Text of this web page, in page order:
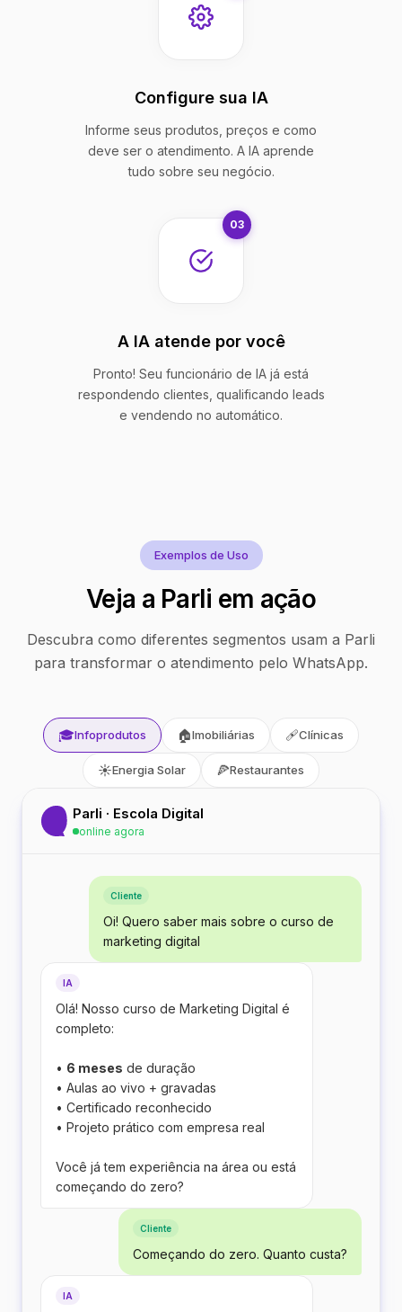
Configure sua IA
Informe seus produtos, preços e como
deve ser o atendimento. A IA aprende
tudo sobre seu negócio.
03
A IA atende por você
Pronto! Seu funcionário de IA já está
respondendo clientes, qualificando leads
e vendendo no automático.
Exemplos de Uso
Veja a Parli em ação
Descubra como diferentes segmentos usam a Parli
para transformar o atendimento pelo WhatsApp.
🎓Infoprodutos 🏠Imobiliárias 🩹Clínicas
☀️Energia Solar 🍕Restaurantes
Parli · Escola Digital
online agora
Cliente
Oi! Quero saber mais sobre o curso de
marketing digital
IA
Olá! Nosso curso de Marketing Digital é
completo:
• 6 meses de duração
• Aulas ao vivo + gravadas
• Certificado reconhecido
• Projeto prático com empresa real
Você já tem experiência na área ou está
começando do zero?
Cliente
Começando do zero. Quanto custa?
IA